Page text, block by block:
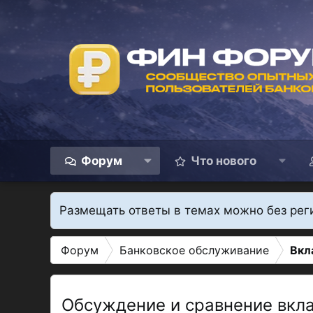
Форум Что нового
Размещать ответы в темах можно без
Форум Банковское обслуживание
Обсуждение и сравнение